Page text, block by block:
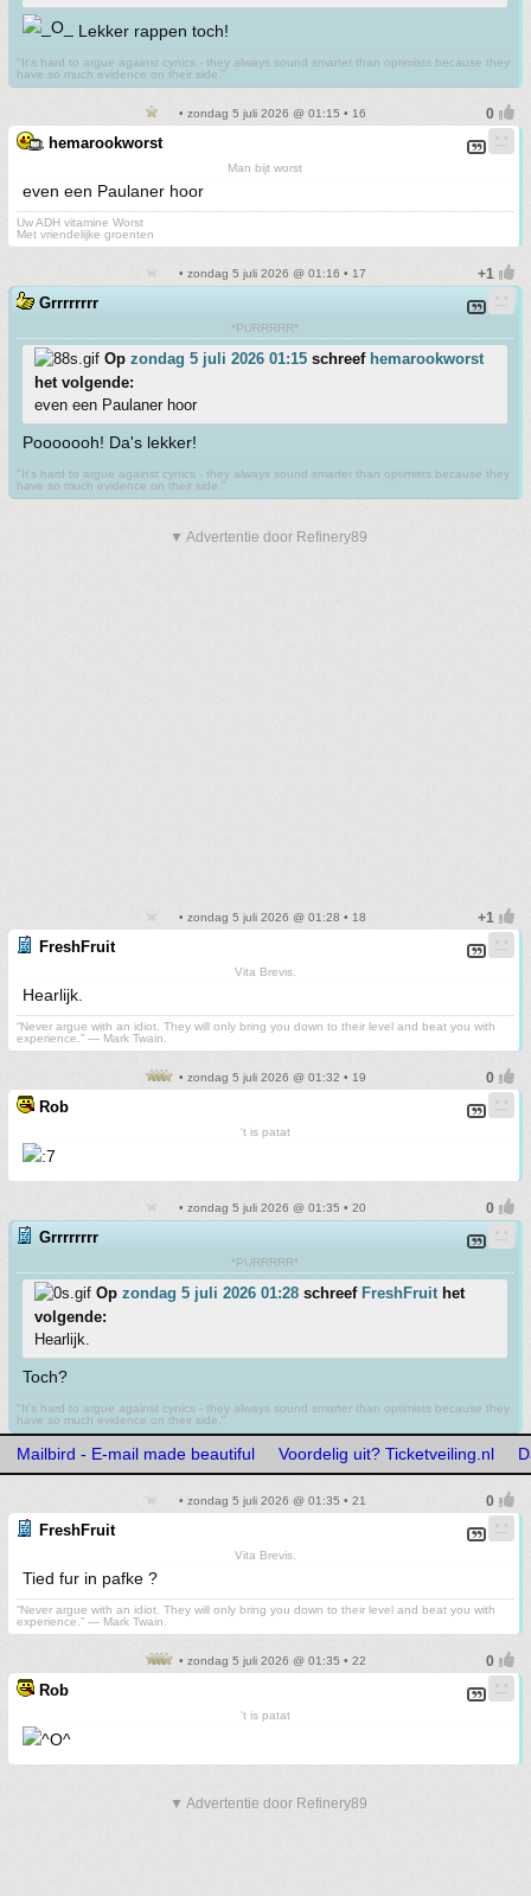
Lekker rappen toch!
"It's hard to argue against cynics - they always sound smarter than optimists because they
have so much evidence on their side."
• zondag 5 juli 2026 @ 01:15 • 16
hemarookworst
Man bijt worst
even een Paulaner hoor
Uw ADH vitamine Worst
Met vriendelijke groenten
• zondag 5 juli 2026 @ 01:16 • 17
Grrrrrrrr
*PURRRRR*
Op zondag 5 juli 2026 01:15 schreef hemarookworst
het volgende:
even een Paulaner hoor
Pooooooh! Da's lekker!
"It's hard to argue against cynics - they always sound smarter than optimists because they
have so much evidence on their side."
▼ Advertentie door Refinery89
• zondag 5 juli 2026 @ 01:28 • 18
FreshFruit
Vita Brevis.
Hearlijk.
“Never argue with an idiot. They will only bring you down to their level and beat you with
experience.” ― Mark Twain.
• zondag 5 juli 2026 @ 01:32 • 19
Rob
't is patat
• zondag 5 juli 2026 @ 01:35 • 20
Grrrrrrrr
*PURRRRR*
Op zondag 5 juli 2026 01:28 schreef FreshFruithet
volgende:
Hearlijk.
Toch?
"It's hard to argue against cynics - they always sound smarter than optimists because they
have so much evidence on their side."
Mailbird - E-mail made beautiful Voordelig uit? Ticketveiling.nl
• zondag 5 juli 2026 @ 01:35 • 21
FreshFruit
Vita Brevis.
Tied fur in pafke ?
“Never argue with an idiot. They will only bring you down to their level and beat you with
experience.” ― Mark Twain.
• zondag 5 juli 2026 @ 01:35 • 22
Rob
't is patat
▼ Advertentie door Refinery89